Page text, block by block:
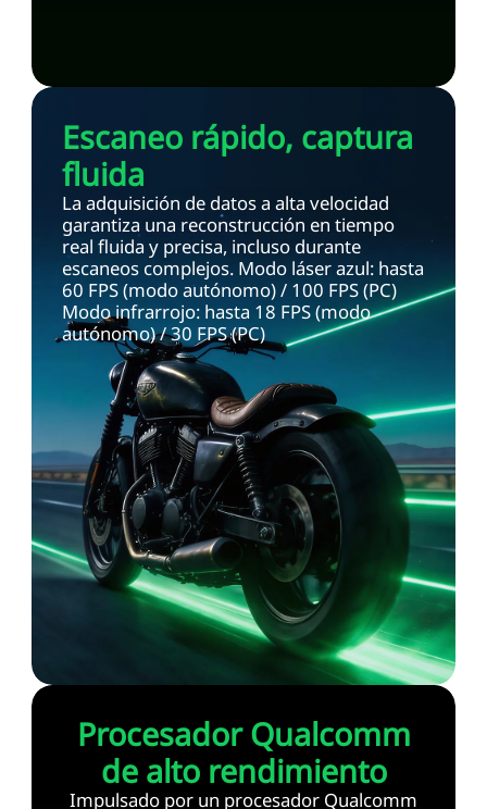
Escaneo rápido, captura
fluida
La adquisición de datos a alta velocidad
garantiza una reconstrucción en tiempo
real fluida y precisa, incluso durante
escaneos complejos. Modo láser azul: hasta
60 FPS (modo autónomo) / 100 FPS (PC)
Modo infrarrojo: hasta 18 FPS (modo
autónomo) / 30 FPS (PC)
Procesador Qualcomm
de alto rendimiento
Impulsado por un procesador Qualcomm